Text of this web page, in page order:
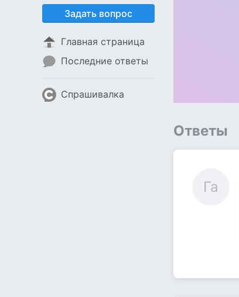
Задать вопрос
Главная страница
Последние ответы
Спрашивалка
Ответы
Га